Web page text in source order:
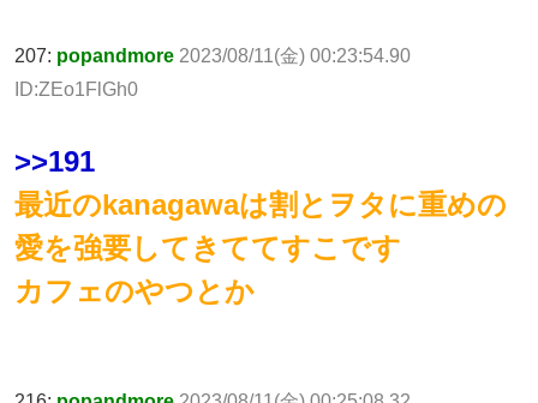
207: popandmore 2023/08/11(金) 00:23:54.90
ID:ZEo1FlGh0
>>191
最近のkanagawaは割とヲタに重めの
愛を強要してきててすこです
カフェのやつとか